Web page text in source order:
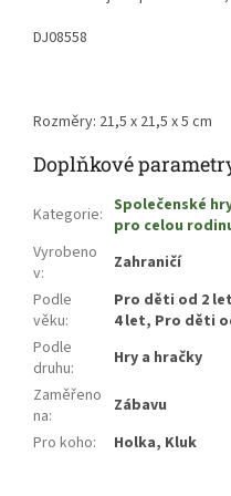
DJ08558
Rozměry: 21,5 x 21,5 x 5 cm
Doplňkové
Kategorie: Společenské
pro celou
Vyrobeno
v:
Zahraničí
Podle
věku:
Pro děti od 2
4 let, Pro děti
Podle
druhu:
Hry a hračky
Zaměřeno
na:
Zábavu
Pro koho: Holka, Kluk